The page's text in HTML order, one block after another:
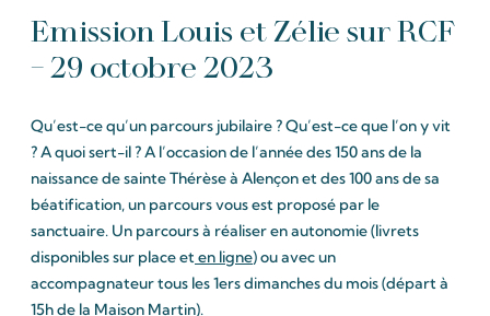
Emission Louis et Zélie sur RCF
– 29 octobre 2023
Qu’est-ce qu’un parcours jubilaire ? Qu’est-ce que l’on y vit
? A quoi sert-il ? A l’occasion de l’année des 150 ans de la
naissance de sainte Thérèse à Alençon et des 100 ans de sa
béatification, un parcours vous est proposé par le
sanctuaire. Un parcours à réaliser en autonomie (livrets
disponibles sur place eten ligne) ou avec un
accompagnateur tous les 1ers dimanches du mois (départ à
15h de la Maison Martin).